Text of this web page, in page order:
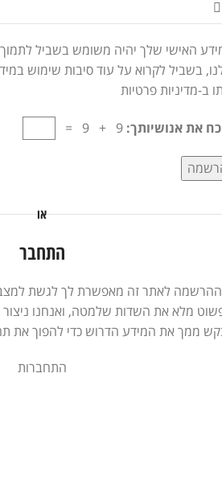
האישי שלך יהיה משומש בשביל
בשביל לקרוא על עוד סיבות שימוש
ב-מדיניות פרטיות
את אנושיותך: 9 + 9 =
או
התחבר
ההרשמה לאתר זה מאפשרת לך לגשת למצב
מלא את השדות שלמטה, ואנחנו
ממך את המידע הדרוש כדי להפוך את
התחברות